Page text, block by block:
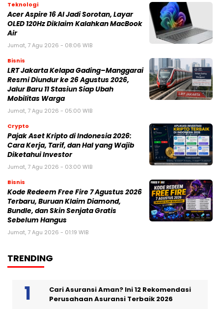
Teknologi
Acer Aspire 16 AI Jadi Sorotan, Layar
OLED 120Hz Diklaim Kalahkan MacBook
Air
Jumat, 7 Agu 2026 - 08:06 WIB
Bisnis
LRT Jakarta Kelapa Gading–Manggarai
Resmi Diundur ke 26 Agustus 2026,
Jalur Baru 11 Stasiun Siap Ubah
Mobilitas Warga
Jumat, 7 Agu 2026 - 05:00 WIB
Crypto
Pajak Aset Kripto di Indonesia 2026:
Cara Kerja, Tarif, dan Hal yang Wajib
Diketahui Investor
Jumat, 7 Agu 2026 - 03:00 WIB
Bisnis
Kode Redeem Free Fire 7 Agustus 2026
Terbaru, Buruan Klaim Diamond,
Bundle, dan Skin Senjata Gratis
Sebelum Hangus
Jumat, 7 Agu 2026 - 01:19 WIB
TRENDING
Cari Asuransi Aman? Ini 12 Rekomendasi
Perusahaan Asuransi Terbaik 2026